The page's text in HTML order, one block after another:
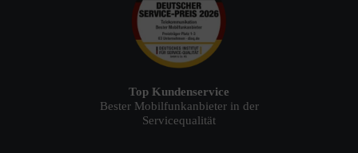
Top Kundenservice
Bester Mobilfunkanbieter in der
Servicequalität